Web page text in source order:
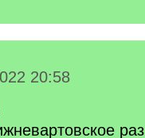
20:58